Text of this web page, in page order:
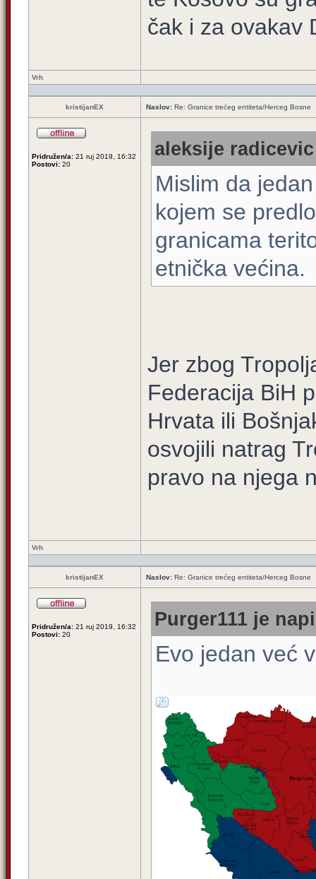
čak i za ovakav
Vrh
kristijanEX Naslov: Re: Granice trećeg entiteta/Herceg Bosne
Pridružen/a: 21 ruj 2019, 16:32
Postovi: 20
aleksije
Mislim da
kojem se
granicama
etnička većina.
Jer zbog
Federacija BiH
Hrvata ili
osvojili natrag
pravo na njega
Vrh
kristijanEX Naslov: Re: Granice trećeg entiteta/Herceg Bosne
Pridružen/a: 21 ruj 2019, 16:32
Postovi: 20
Purger111 je
Evo jedan već